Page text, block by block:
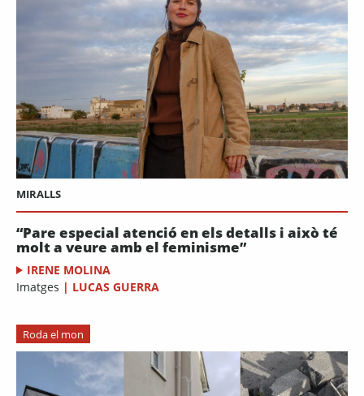
MIRALLS
“Pare especial atenció en els detalls i això té
molt a veure amb el feminisme”
IRENE MOLINA
Imatges | LUCAS GUERRA
Roda el mon